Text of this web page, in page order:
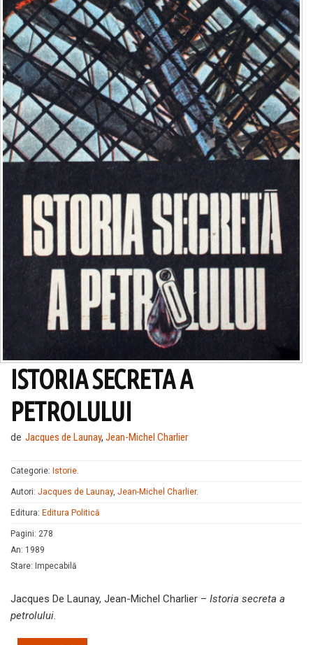
ISTORIA SECRETA A
PETROLULUI
de Jacques de Launay, Jean-Michel Charlier
Categorie: Istorie
Autori: Jacques de Launay, Jean-Michel Charlier.
Editura: Editura Politică
Pagini: 278
An: 1989
Stare: Impecabilă
Jacques De Launay, Jean-Michel Charlier – Istoria secreta a
petrolului.